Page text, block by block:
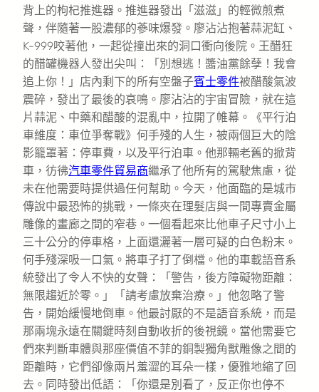
背上的枸杞推進器。推進器發出「滋滋」的輕微煎煮
聲，伴隨著一股濃郁的蔘味爆發。廖沾沾抱著蒜泥缸、
K-999咬著他，一起從撞出來的洞口衝向後院。王醋狂
的醋罐機器人發出尖叫：「別想逃！醬油黨餘孽！我會
追上你！」店內剩下的所有空盤子賓士零件被醋酸氣波
震碎，發出了最後的哀鳴。廖沾沾的宇宙冒險，就在這
片蒜泥、中藥和醋酸的混亂中，拉開了帷幕。《平行泊
車維度：車位爭奪戰》何手殘的人生，被兩個巨大的陰
影籠罩著：停車費，以及平行泊車。他那輛老舊的掀背
車，彷彿汽車零件貿易商繼承了他所有的駕駛焦慮，從
未在他需要時提供過任何幫助。今天，他面臨的是城市
傳說中最恐怖的挑戰，一條夾在理髮店與一間專賣金屬
雕像的畫廊之間的窄巷。一個看起來比他車子尺寸小上
三十公分的停車格，上面還灑著一層可疑的白色粉末。
何手殘深吸一口氣。將車子打了倒檔。他的車載語音系
統發出了令人不快的女聲：「警告，後方障礙物距離：
無限趨近於零。」「請考慮放棄治療。」他忽略了警
告，開始緩慢地倒車。他最討厭的不是語音系統，而是
那兩塊永遠在關鍵時刻自動收折的後視鏡。當他需要它
們來判斷車體與那座價值不菲的銅製獨角獸雕像之間的
距離時，它們卻像兩片羞澀的耳朵一樣，優雅地縮了回
去。同時發出低語：「你還是別看了，反正你也停不